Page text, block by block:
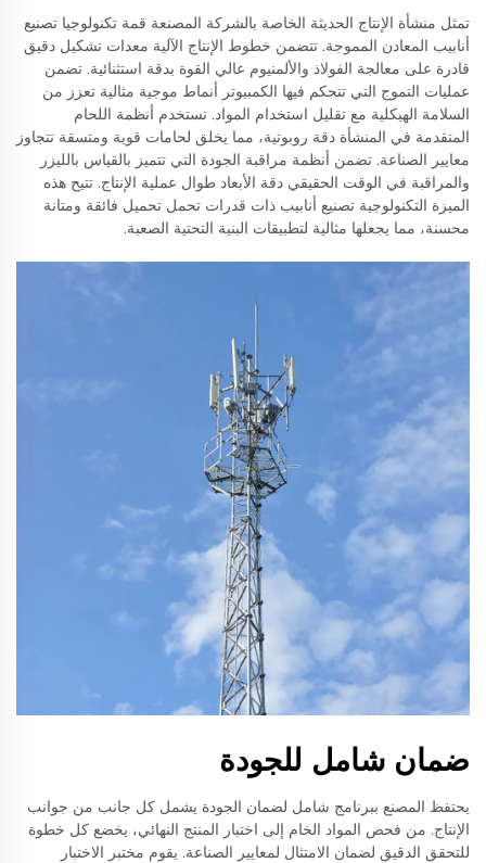
تمثل منشأة الإنتاج الحديثة الخاصة بالشركة المصنعة قمة تكنولوجيا تصنيع
أنابيب المعادن المموجة. تتضمن خطوط الإنتاج الآلية معدات تشكيل دقيق
قادرة على معالجة الفولاذ والألمنيوم عالي القوة بدقة استثنائية. تضمن
عمليات التموج التي تتحكم فيها الكمبيوتر أنماط موجية مثالية تعزز من
السلامة الهيكلية مع تقليل استخدام المواد. تستخدم أنظمة اللحام
المتقدمة في المنشأة دقة روبوتية، مما يخلق لحامات قوية ومتسقة تتجاوز
معايير الصناعة. تضمن أنظمة مراقبة الجودة التي تتميز بالقياس بالليزر
والمراقبة في الوقت الحقيقي دقة الأبعاد طوال عملية الإنتاج. تتيح هذه
الميزة التكنولوجية تصنيع أنابيب ذات قدرات تحمل تحميل فائقة ومتانة
محسنة، مما يجعلها مثالية لتطبيقات البنية التحتية الصعبة.
ضمان شامل للجودة
يحتفظ المصنع ببرنامج شامل لضمان الجودة يشمل كل جانب من جوانب
الإنتاج. من فحص المواد الخام إلى اختبار المنتج النهائي، يخضع كل خطوة
للتحقق الدقيق لضمان الامتثال لمعايير الصناعة. يقوم مختبر الاختبار